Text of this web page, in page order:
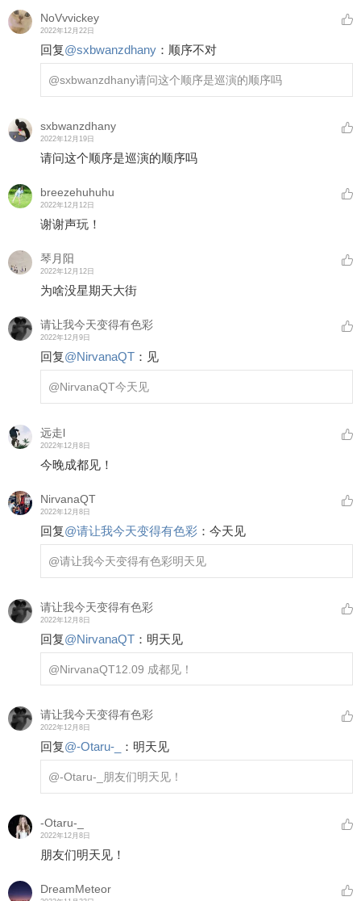
NoVvvickey
2022年12月22日
回复@sxbwanzdhany ： 顺序不对
@sxbwanzdhany请问这个顺序是巡演的顺序吗
sxbwanzdhany
2022年12月19日
请问这个顺序是巡演的顺序吗
breezehuhuhu
2022年12月12日
谢谢声玩！
琴月阳
2022年12月12日
为啥没星期天大街
请让我今天变得有色彩
2022年12月9日
回复@NirvanaQT ： 见
@NirvanaQT今天见
远走l
2022年12月8日
今晚成都见！
NirvanaQT
2022年12月8日
回复@请让我今天变得有色彩 ： 今天见
@请让我今天变得有色彩明天见
请让我今天变得有色彩
2022年12月8日
回复@NirvanaQT ： 明天见
@NirvanaQT12.09 成都见！
请让我今天变得有色彩
2022年12月8日
回复@-Otaru-_ ： 明天见
@-Otaru-_ 朋友们明天见！
-Otaru-_
2022年12月8日
朋友们明天见！
DreamMeteor